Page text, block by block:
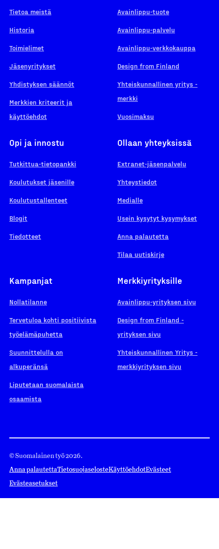
Tietoa meistä
Historia
Toimielimet
Jäsenyritykset
Yhdistyksen säännöt
Merkkien kriteerit ja
käyttöehdot
Avainlippu-tuote
Avainlippu-palvelu
Avainlippu-verkkokauppa
Design from Finland
Yhteiskunnallinen yritys -
merkki
Vuosimaksu
Opi ja innostu
Tutkittua-tietopankki
Koulutukset jäsenille
Koulutustallenteet
Blogit
Tiedotteet
Ollaan yhteyksissä
Extranet-jäsenpalvelu
Yhteystiedot
Medialle
Usein kysytyt kysymykset
Anna palautetta
Tilaa uutiskirje
Kampanjat
Nollatilanne
Tervetuloa kohti positiivista
työelämäpuhetta
Suunnittelulla on
alkuperänsä
Liputetaan suomalaista
osaamista
Merkkiyrityksille
Avainlippu-yrityksen sivu
Design from Finland -
yrityksen sivu
Yhteiskunnallinen Yritys -
merkkiyrityksen sivu
© Suomalainen työ 2026.
Anna palautettaTietosuojaselosteKäyttöehdotEvästeet
Evästeasetukset